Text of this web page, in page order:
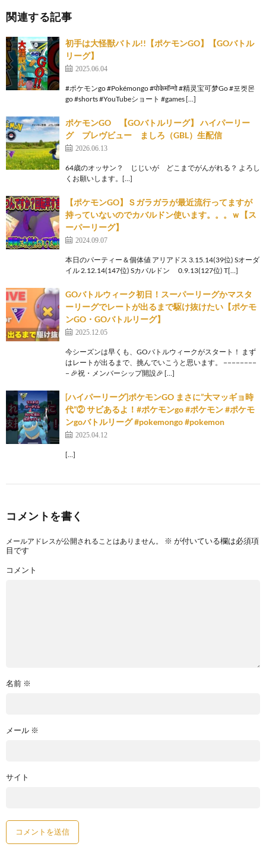
関連する記事
初手は大怪獣バトル!!【ポケモンGO】【GOバトル
リーグ】
2025.06.04
#ポケモンgo #Pokémongo #पोकेमॉन्गो #精灵宝可梦Go #포켓몬
go #shorts #YouTubeショート #games […]
ポケモンGO 【GOバトルリーグ】 ハイパーリー
グ プレヴビュー ましろ（GBL）生配信
2026.06.13
64歳のオッサン？ じじいが どこまでがんがれる？ よろし
くお願いします。[…]
【ポケモンGO】Ｓガラガラが最近流行ってますが
持っていないのでカバルドン使います。。。ｗ【ス
ーパーリーグ】
2024.09.07
本日のパーティー＆個体値 アリアドス 3.15.14(39位) Sオーダ
イル 2.12.14(147位) Sカバルドン 0.9.13(127位) T[…]
GOバトルウィーク初日！スーパーリーグかマスタ
ーリーグでレートが出るまで駆け抜けたい【ポケモ
ンGO・GOバトルリーグ】
2025.12.05
今シーズンは早くも、GOバトルウィークがスタート！ まず
はレートが出るまで、挑んでいこうと思います。 −−−−−−−−
− 🎉祝・メンバーシップ開設🎉 […]
[ハイパーリーグ]ポケモンGO まさに”大マッギョ時
代”② サビあるよ！#ポケモンgo #ポケモン #ポケモ
ンgoバトルリーグ #pokemongo #pokemon
2025.04.12
[…]
コメントを書く
メールアドレスが公開されることはありません。 ※ が付いている欄は必須項
目です
コメント
名前 ※
メール ※
サイト